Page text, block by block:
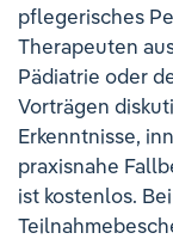
Standorte &
Ihre Meinung ist
pflegerisches
Therapeuten
Pädiatrie oder
Vorträgen
Erkenntnisse,
praxisnahe
ist kostenlos.